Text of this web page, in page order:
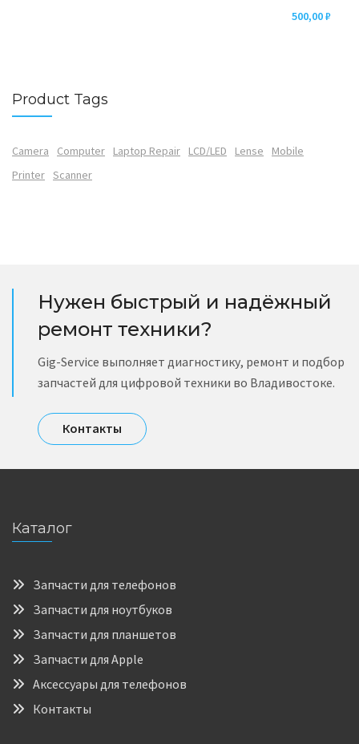
500,00₽
Product Tags
Camera Computer Laptop Repair LCD/LED Lense
Mobile
Printer Scanner
Нужен быстрый и надёжный
ремонт техники?
Gig-Service выполняет диагностику, ремонт и подбор
запчастей для цифровой техники во Владивостоке.
Контакты
Каталог
Запчасти для телефонов
Запчасти для ноутбуков
Запчасти для планшетов
Запчасти для Apple
Аксессуары для телефонов
Контакты